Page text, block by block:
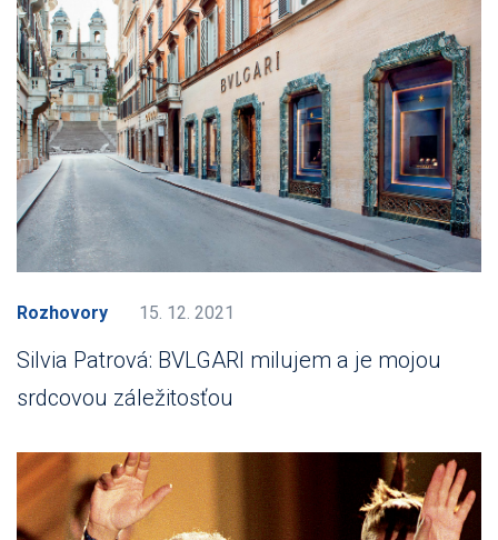
Rozhovory 15. 12. 2021
Silvia Patrová: BVLGARI milujem a je mojou
srdcovou záležitosťou